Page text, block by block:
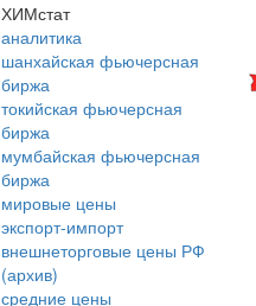
ХИМстат
аналитика
шанхайская фьючерсная
биржа
токийская фьючерсная
биржа
мумбайская фьючерсная
биржа
мировые цены
экспорт-импорт
внешнеторговые цены РФ
(архив)
средние цены